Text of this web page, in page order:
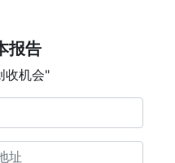
报告
收机会"